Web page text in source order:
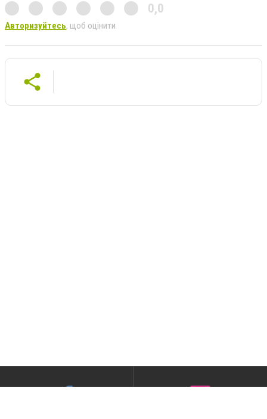
0,0
Авторизуйтесь, щоб оцінити